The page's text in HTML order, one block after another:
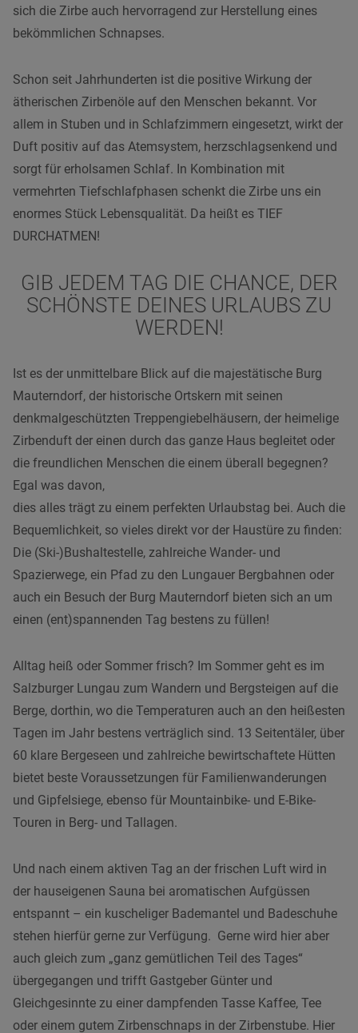
sich die Zirbe auch hervorragend zur Herstellung eines
bekömmlichen Schnapses.
Schon seit Jahrhunderten ist die positive Wirkung der
ätherischen Zirbenöle auf den Menschen bekannt. Vor
allem in Stuben und in Schlafzimmern eingesetzt, wirkt der
Duft positiv auf das Atemsystem, herzschlagsenkend und
sorgt für erholsamen Schlaf. In Kombination mit
vermehrten Tiefschlafphasen schenkt die Zirbe uns ein
enormes Stück Lebensqualität. Da heißt es TIEF
DURCHATMEN!
GIB JEDEM TAG DIE CHANCE, DER
SCHÖNSTE DEINES URLAUBS ZU
WERDEN!
Ist es der unmittelbare Blick auf die majestätische Burg
Mauterndorf, der historische Ortskern mit seinen
denkmalgeschützten Treppengiebelhäusern, der heimelige
Zirbenduft der einen durch das ganze Haus begleitet oder
die freundlichen Menschen die einem überall begegnen?
Egal was davon,
dies alles trägt zu einem perfekten Urlaubstag bei. Auch die
Bequemlichkeit, so vieles direkt vor der Haustüre zu finden:
Die (Ski-)Bushaltestelle, zahlreiche Wander- und
Spazierwege, ein Pfad zu den Lungauer Bergbahnen oder
auch ein Besuch der Burg Mauterndorf bieten sich an um
einen (ent)spannenden Tag bestens zu füllen!
Alltag heiß oder Sommer frisch? Im Sommer geht es im
Salzburger Lungau zum Wandern und Bergsteigen auf die
Berge, dorthin, wo die Temperaturen auch an den heißesten
Tagen im Jahr bestens verträglich sind. 13 Seitentäler, über
60 klare Bergeseen und zahlreiche bewirtschaftete Hütten
bietet beste Voraussetzungen für Familienwanderungen
und Gipfelsiege, ebenso für Mountainbike- und E-Bike-
Touren in Berg- und Tallagen.
Und nach einem aktiven Tag an der frischen Luft wird in
der hauseigenen Sauna bei aromatischen Aufgüssen
entspannt – ein kuscheliger Bademantel und Badeschuhe
stehen hierfür gerne zur Verfügung. Gerne wird hier aber
auch gleich zum „ganz gemütlichen Teil des Tages“
übergegangen und trifft Gastgeber Günter und
Gleichgesinnte zu einer dampfenden Tasse Kaffee, Tee
oder einem gutem Zirbenschnaps in der Zirbenstube. Hier